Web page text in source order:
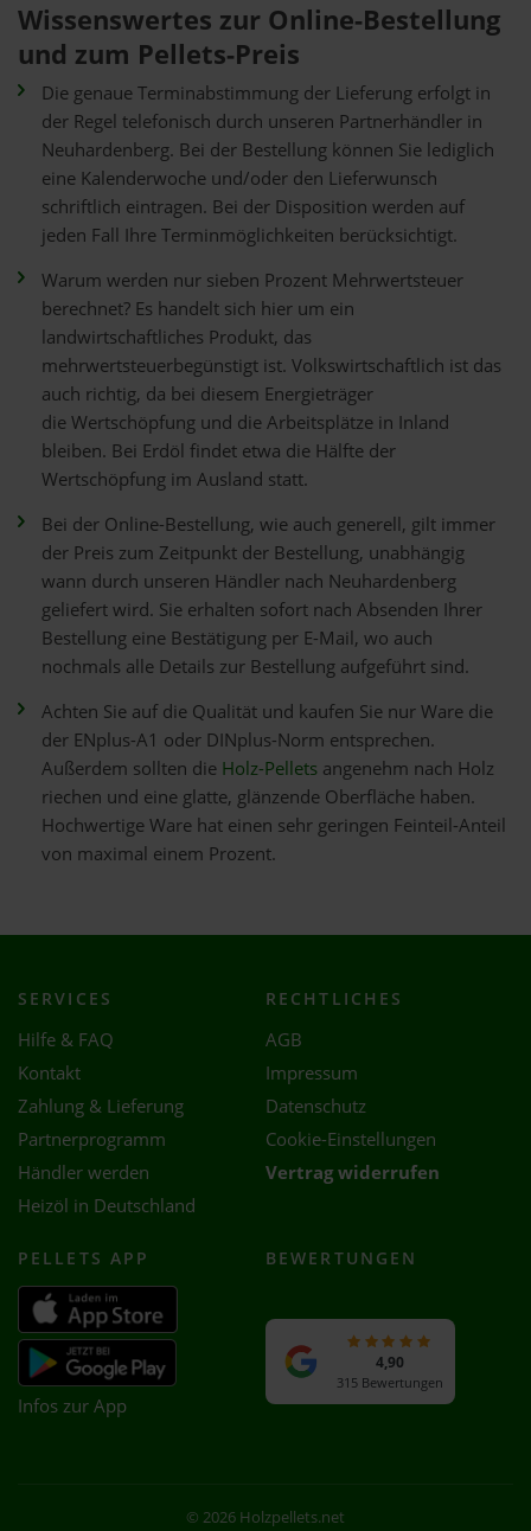
Wissenswertes zur Online-Bestellung
und zum Pellets-Preis
Die genaue Terminabstimmung der Lieferung erfolgt in
der Regel telefonisch durch unseren Partnerhändler in
Neuhardenberg. Bei der Bestellung können Sie lediglich
eine Kalenderwoche und/oder den Lieferwunsch
schriftlich eintragen. Bei der Disposition werden auf
jeden Fall Ihre Terminmöglichkeiten berücksichtigt.
Warum werden nur sieben Prozent Mehrwertsteuer
berechnet? Es handelt sich hier um ein
landwirtschaftliches Produkt, das
mehrwertsteuerbegünstigt ist. Volkswirtschaftlich ist das
auch richtig, da bei diesem Energieträger
die Wertschöpfung und die Arbeitsplätze in Inland
bleiben. Bei Erdöl findet etwa die Hälfte der
Wertschöpfung im Ausland statt.
Bei der Online-Bestellung, wie auch generell, gilt immer
der Preis zum Zeitpunkt der Bestellung, unabhängig
wann durch unseren Händler nach Neuhardenberg
geliefert wird. Sie erhalten sofort nach Absenden Ihrer
Bestellung eine Bestätigung per E-Mail, wo auch
nochmals alle Details zur Bestellung aufgeführt sind.
Achten Sie auf die Qualität und kaufen Sie nur Ware die
der ENplus-A1 oder DINplus-Norm entsprechen.
Außerdem sollten die Holz-Pellets angenehm nach Holz
riechen und eine glatte, glänzende Oberfläche haben.
Hochwertige Ware hat einen sehr geringen Feinteil-Anteil
von maximal einem Prozent.
SERVICES
Hilfe & FAQ
Kontakt
Zahlung & Lieferung
Partnerprogramm
Händler werden
Heizöl in Deutschland
RECHTLICHES
AGB
Impressum
Datenschutz
Cookie-Einstellungen
Vertrag widerrufen
PELLETS APP
Infos zur App
BEWERTUNGEN
4,90
315 Bewertungen
© 2026 Holzpellets.net